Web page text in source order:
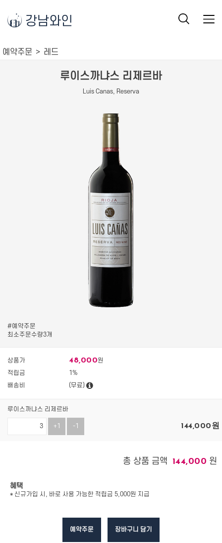
강남와인
예약주문 레드
루이스까냐스 리제르바
Luis Canas, Reserva
#예약주문
최소주문수량3개
상품가 48,000원
적립금
1%
배송비
(무료)
루이스까냐스 리제르바
+1 -1 144,000원
총 상품 금액 144,000 원
혜택
* 신규가입 시, 바로 사용 가능한 적립금 5,000원 지급
예약주문 장바구니 담기